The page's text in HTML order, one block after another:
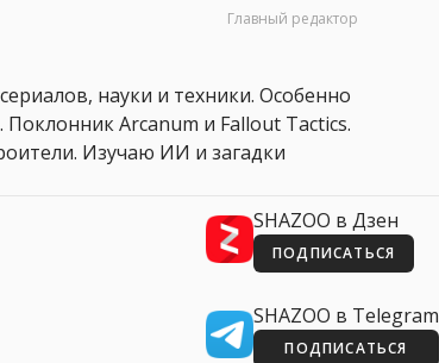
Главный редактор
науки и техники. Особенно
Arcanum и Fallout Tactics.
Изучаю ИИ и загадки
SHAZOO в Дзен
ПОДПИСАТЬСЯ
SHAZOO в Telegram
ПОДПИСАТЬСЯ